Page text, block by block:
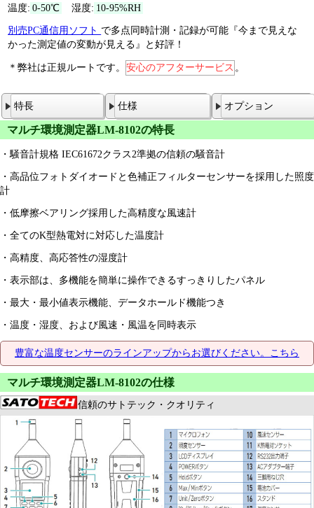
温度: 0-50℃ 湿度: 10-95%RH
別売PC通信用ソフト で多点同時計測・記録が可能『今まで見えな
かった測定値の変動が見える』と好評！
＊弊社は正規ルートです。 安心のアフターサービス 。
特長 仕様 オプション
マルチ環境測定器LM-8102の特長
・騒音計規格 IEC61672クラス2準拠の信頼の騒音計
・高品位フォトダイオードと色補正フィルターセンサーを採用した照度
計
・低摩擦ベアリング採用した高精度な風速計
・全てのK型熱電対に対応した温度計
・高精度、高応答性の湿度計
・表示部は、多機能を簡単に操作できるすっきりしたパネル
・最大・最小値表示機能、データホールド機能つき
・温度・湿度、および風速・風温を同時表示
豊富な温度センサーのラインアップからお選びください。こちら
マルチ環境測定器LM-8102の仕様
信頼のサトテック・クオリティ